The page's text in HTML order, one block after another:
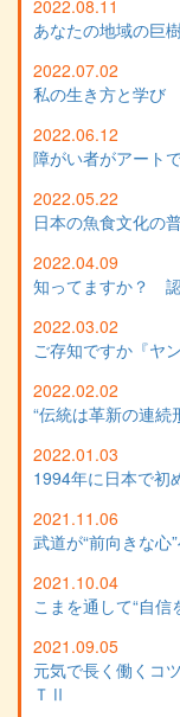
2022.08.11
あなたの地域の巨
2022.07.02
私の生き方と学び
2022.06.12
障がい者がアート
2022.05.22
日本の魚食文化の
2022.04.09
知ってますか？
2022.03.02
ご存知ですか『ヤ
2022.02.02
“伝統は革新の連続
2022.01.03
1994年に日本で初
2021.11.06
武道が“前向きな心
2021.10.04
こまを通して“自信
2021.09.05
元気で長く働く
ＴⅡ